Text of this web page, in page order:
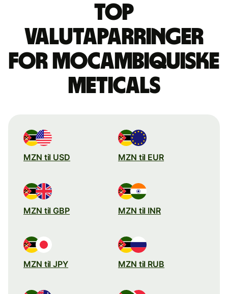
Top
valutaparringer
for mocambiquiske
meticals
MZN til USD MZN til EUR
MZN til GBP MZN til INR
MZN til JPY MZN til RUB